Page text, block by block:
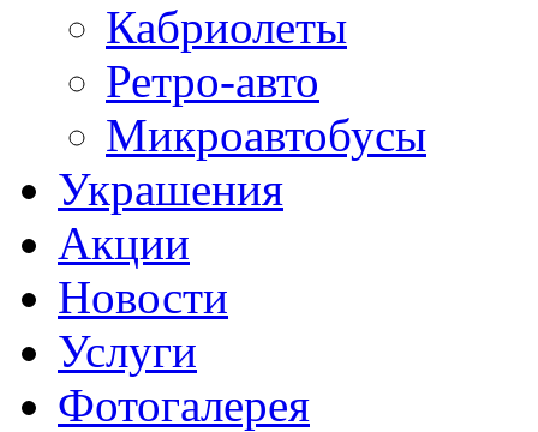
Кабриолеты
Ретро-авто
Микроавтобусы
Украшения
Акции
Новости
Услуги
Фотогалерея